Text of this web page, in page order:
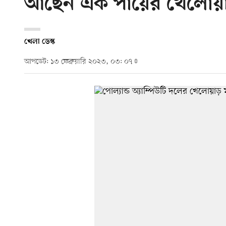
আছেন এক পায়ের
খেলা ডেস্ক
আপডেট: ১৩ ফেব্রুয়ারি ২০২৩, ০৩: ০৭